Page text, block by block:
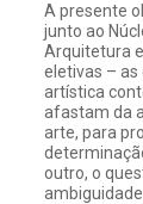
A presente
junto ao
Arquitetura
eletivas – as
artística
afastam da
arte, para
outro, o